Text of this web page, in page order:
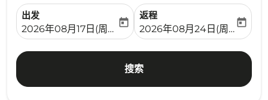
出发
fc-booking-departure-date-aria-label
2026年08月17日(周一)
today
返程
fc-booking-return-date-
2026年08月24日(周一)
today
搜索